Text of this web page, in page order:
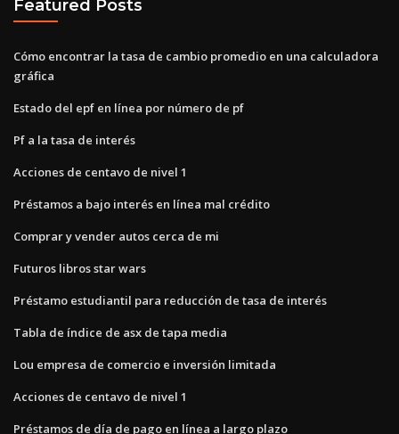
Featured Posts
Cómo encontrar la tasa de cambio promedio en una calculadora
gráfica
Estado del epf en línea por número de pf
Pf a la tasa de interés
Acciones de centavo de nivel 1
Préstamos a bajo interés en línea mal crédito
Comprar y vender autos cerca de mi
Futuros libros star wars
Préstamo estudiantil para reducción de tasa de interés
Tabla de índice de asx de tapa media
Lou empresa de comercio e inversión limitada
Acciones de centavo de nivel 1
Préstamos de día de pago en línea a largo plazo